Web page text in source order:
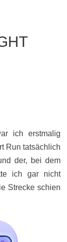
ich erstmalig
Run tatsächlich
der, bei dem
ich gar nicht
Strecke schien